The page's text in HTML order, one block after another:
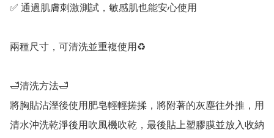
✅ 通過肌膚刺激測試，敏感肌也能安心使用
兩種尺寸，可清洗並重複使用♻️
🛁清洗方法🛁
將胸貼沾溼後使用肥皂輕輕搓揉，將附著的灰塵往外推，用
清水沖洗乾淨後用吹風機吹乾，最後貼上塑膠膜並放入收納